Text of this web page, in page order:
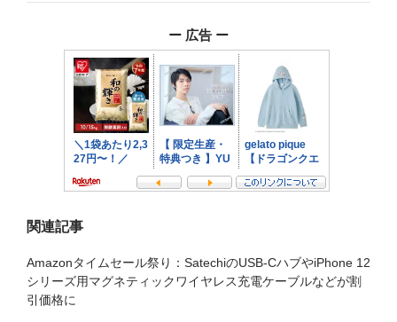
ー 広告 ー
関連記事
Amazonタイムセール祭り：SatechiのUSB-CハブやiPhone 12
シリーズ用マグネティックワイヤレス充電ケーブルなどが割
引価格に